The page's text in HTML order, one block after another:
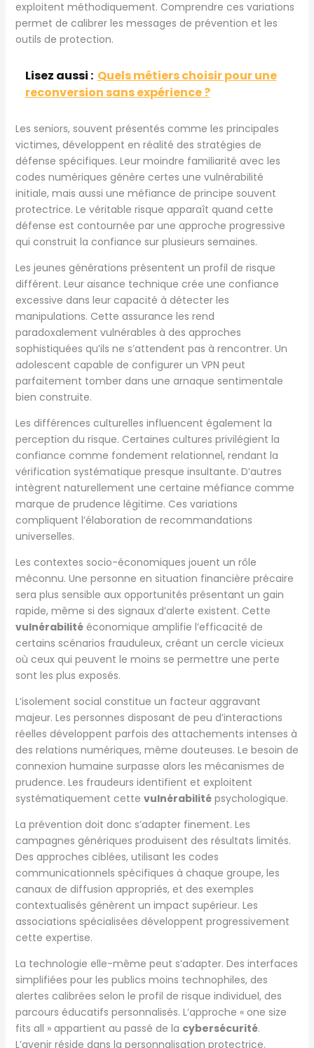
exploitent méthodiquement. Comprendre ces variations
permet de calibrer les messages de prévention et les
outils de protection.
Lisez aussi : Quels métiers choisir pour une
reconversion sans expérience ?
Les seniors, souvent présentés comme les principales
victimes, développent en réalité des stratégies de
défense spécifiques. Leur moindre familiarité avec les
codes numériques génère certes une vulnérabilité
initiale, mais aussi une méfiance de principe souvent
protectrice. Le véritable risque apparaît quand cette
défense est contournée par une approche progressive
qui construit la confiance sur plusieurs semaines.
Les jeunes générations présentent un profil de risque
différent. Leur aisance technique crée une confiance
excessive dans leur capacité à détecter les
manipulations. Cette assurance les rend
paradoxalement vulnérables à des approches
sophistiquées qu’ils ne s’attendent pas à rencontrer. Un
adolescent capable de configurer un VPN peut
parfaitement tomber dans une arnaque sentimentale
bien construite.
Les différences culturelles influencent également la
perception du risque. Certaines cultures privilégient la
confiance comme fondement relationnel, rendant la
vérification systématique presque insultante. D’autres
intègrent naturellement une certaine méfiance comme
marque de prudence légitime. Ces variations
compliquent l’élaboration de recommandations
universelles.
Les contextes socio-économiques jouent un rôle
méconnu. Une personne en situation financière précaire
sera plus sensible aux opportunités présentant un gain
rapide, même si des signaux d’alerte existent. Cette
vulnérabilitééconomique amplifie l’efficacité de
certains scénarios frauduleux, créant un cercle vicieux
où ceux qui peuvent le moins se permettre une perte
sont les plus exposés.
L’isolement social constitue un facteur aggravant
majeur. Les personnes disposant de peu d’interactions
réelles développent parfois des attachements intenses à
des relations numériques, même douteuses. Le besoin de
connexion humaine surpasse alors les mécanismes de
prudence. Les fraudeurs identifient et exploitent
systématiquement cette vulnérabilitépsychologique.
La prévention doit donc s’adapter finement. Les
campagnes génériques produisent des résultats limités.
Des approches ciblées, utilisant les codes
communicationnels spécifiques à chaque groupe, les
canaux de diffusion appropriés, et des exemples
contextualisés génèrent un impact supérieur. Les
associations spécialisées développent progressivement
cette expertise.
La technologie elle-même peut s’adapter. Des interfaces
simplifiées pour les publics moins technophiles, des
alertes calibrées selon le profil de risque individuel, des
parcours éducatifs personnalisés. L’approche « one size
fits all » appartient au passé de la cybersécurité.
L’avenir réside dans la personnalisation protectrice.